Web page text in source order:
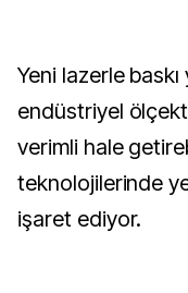
Yeni lazerle
endüstriyel
verimli hale
teknolojilerinde
işaret ediyor.